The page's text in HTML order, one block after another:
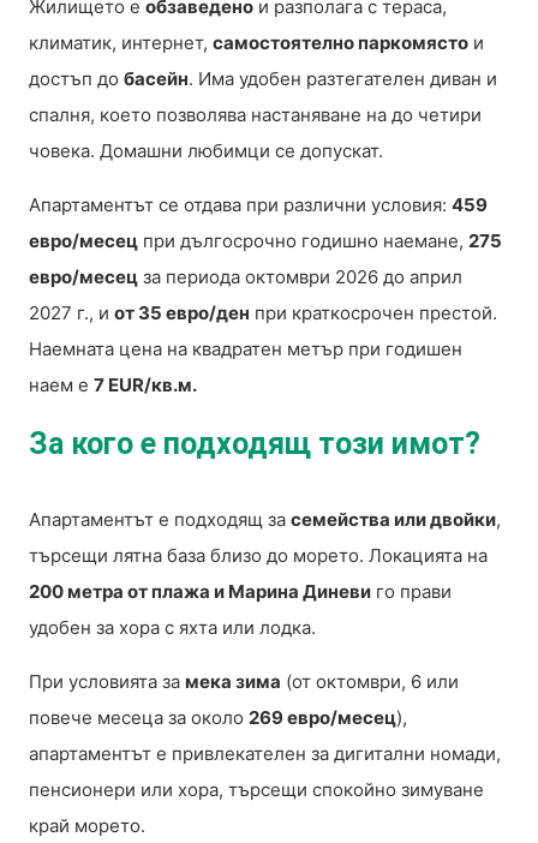
Жилището е обзаведено и разполага с тераса,
климатик, интернет, самостоятелно паркомясто и
достъп до басейн. Има удобен разтегателен диван и
спалня, което позволява настаняване на до четири
човека. Домашни любимци се допускат.
Апартаментът се отдава при различни условия: 459
евро/месец при дългосрочно годишно наемане, 275
евро/месец за периода октомври 2026 до април
2027 г., и от 35 евро/ден при краткосрочен престой.
Наемната цена на квадратен метър при годишен
наем е 7 EUR/кв.м.
За кого е подходящ този имот?
Апартаментът е подходящ за семейства или двойки,
търсещи лятна база близо до морето. Локацията на
200 метра от плажа и Марина Диневи го прави
удобен за хора с яхта или лодка.
При условията за мека зима (от октомври, 6 или
повече месеца за около 269 евро/месец),
апартаментът е привлекателен за дигитални номади,
пенсионери или хора, търсещи спокойно зимуване
край морето.